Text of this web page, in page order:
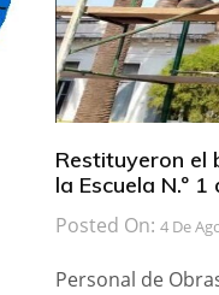
Restituyeron el
la Escuela N.º
Posted On: 4 De
Personal de